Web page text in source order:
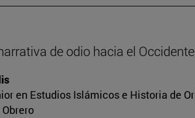
de odio hacia el
en Estudios Islámicos e Historia de
Obrero